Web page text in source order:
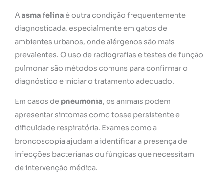
Aasma felina é outra condição frequentemente
diagnosticada, especialmente em gatos de
ambientes urbanos, onde alérgenos são mais
prevalentes. O uso de radiografias e testes de função
pulmonar são métodos comuns para confirmar o
diagnóstico e iniciar o tratamento adequado.
Em casos de pneumonia, os animais podem
apresentar sintomas como tosse persistente e
dificuldade respiratória. Exames como a
broncoscopia ajudam a identificar a presença de
infecções bacterianas ou fúngicas que necessitam
de intervenção médica.